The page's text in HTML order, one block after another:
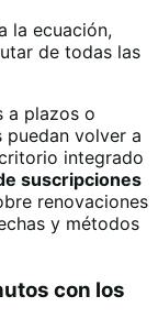
la ecuación,
de todas las
a plazos o
volver a
integrado
suscripciones
renovaciones
y métodos
con los